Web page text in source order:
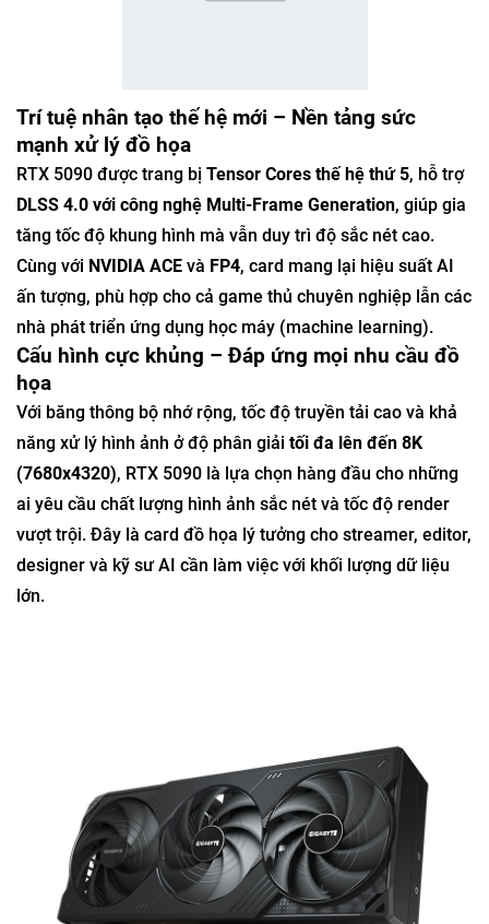
Trí tuệ nhân tạo thế hệ mới – Nền tảng sức
mạnh xử lý đồ họa
RTX 5090 được trang bị Tensor Cores thế hệ thứ 5, hỗ trợ
DLSS 4.0 với công nghệ Multi-Frame Generation, giúp gia
tăng tốc độ khung hình mà vẫn duy trì độ sắc nét cao.
Cùng với NVIDIA ACE và FP4, card mang lại hiệu suất AI
ấn tượng, phù hợp cho cả game thủ chuyên nghiệp lẫn các
nhà phát triển ứng dụng học máy (machine learning).
Cấu hình cực khủng – Đáp ứng mọi nhu cầu đồ
họa
Với băng thông bộ nhớ rộng, tốc độ truyền tải cao và khả
năng xử lý hình ảnh ở độ phân giải tối đa lên đến 8K
(7680x4320), RTX 5090 là lựa chọn hàng đầu cho những
ai yêu cầu chất lượng hình ảnh sắc nét và tốc độ render
vượt trội. Đây là card đồ họa lý tưởng cho streamer, editor,
designer và kỹ sư AI cần làm việc với khối lượng dữ liệu
lớn.